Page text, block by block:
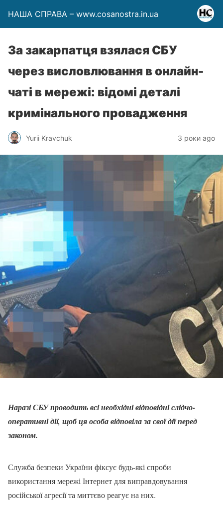
НАША СПРАВА – www.cosanostra.in.ua
За закарпатця взялася СБУ
через висловлювання в онлайн-
чаті в мережі: відомі деталі
кримінального провадження
Yurii Kravchuk 3 роки ago
Наразі СБУ проводить всі необхідні відповідні слідчо-
оперативні дії, щоб ця особа відповіла за свої дії перед
законом.
Служба безпеки України фіксує будь-які спроби
використання мережі Інтернет для виправдовування
російської агресії та миттєво реагує на них.